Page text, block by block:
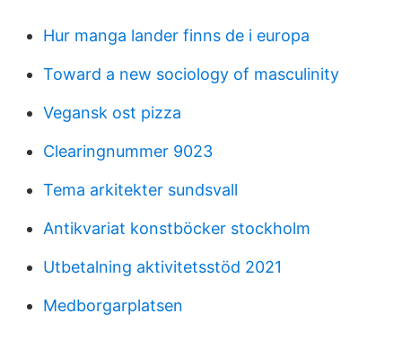
Hur manga lander finns de i europa
Toward a new sociology of masculinity
Vegansk ost pizza
Clearingnummer 9023
Tema arkitekter sundsvall
Antikvariat konstböcker stockholm
Utbetalning aktivitetsstöd 2021
Medborgarplatsen